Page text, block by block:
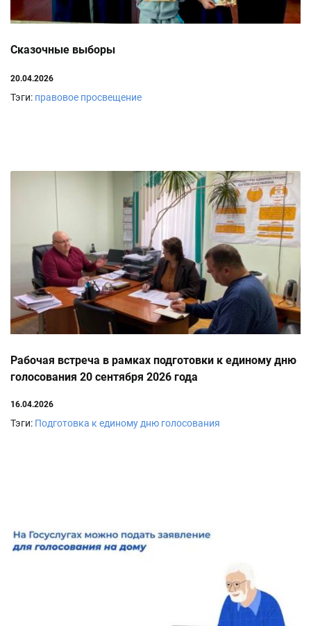
Сказочные выборы
20.04.2026
Тэги: правовое просвещение
Рабочая встреча в рамках подготовки к единому дню
голосования 20 сентября 2026 года
16.04.2026
Тэги: Подготовка к единому дню голосования